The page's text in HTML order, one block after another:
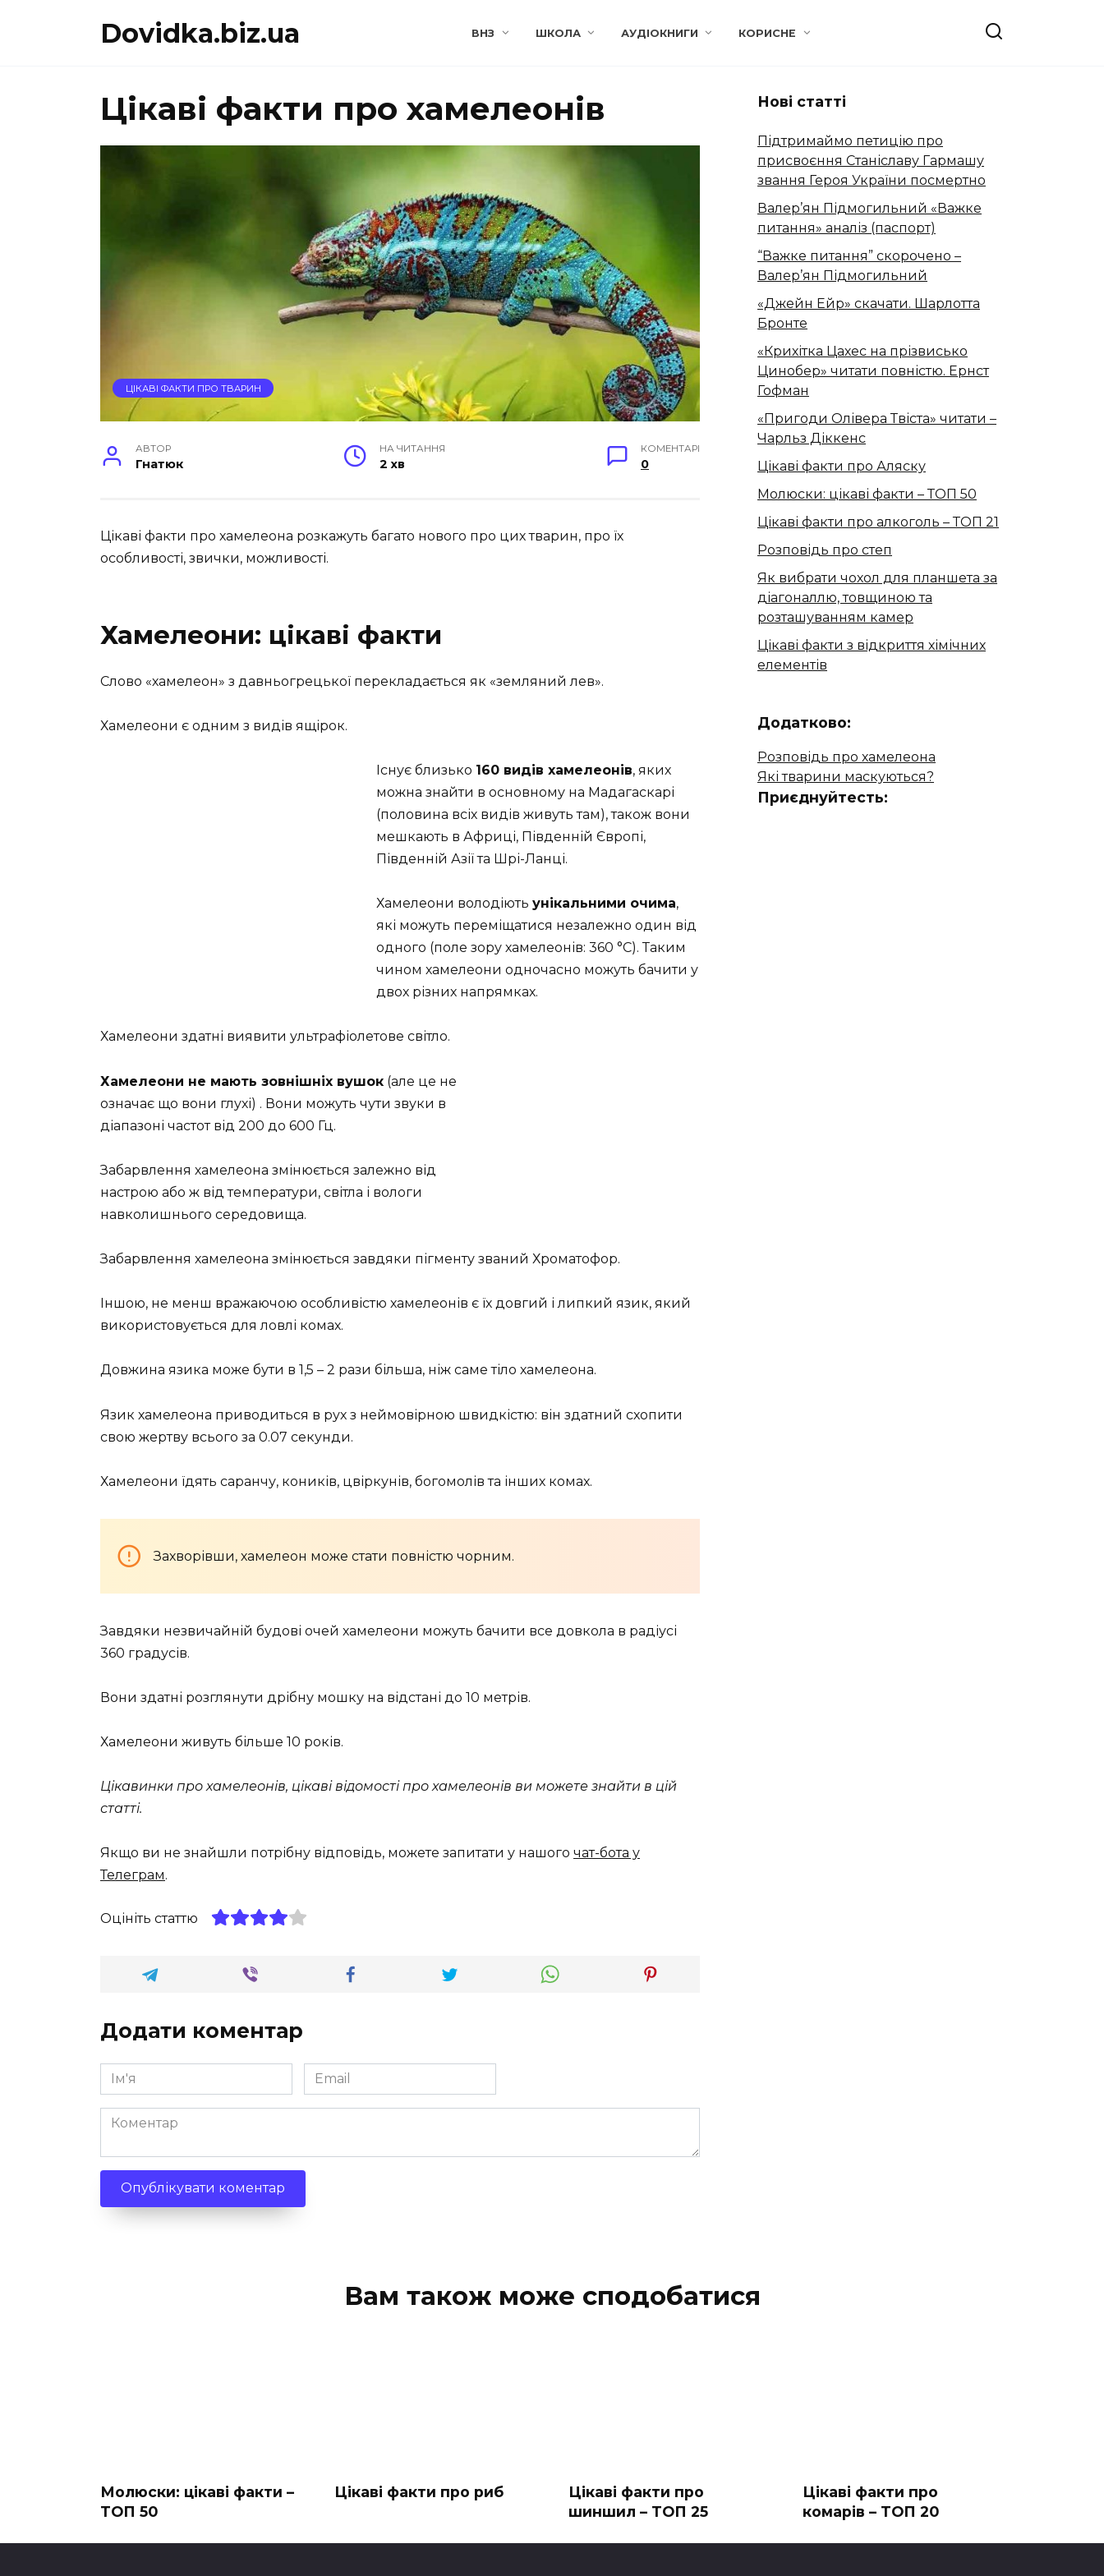
Dovidka.biz.ua ВНЗ ШКОЛА АУДІОКНИГИ КОРИСНЕ
Цікаві факти про хамелеонів
ЦІКАВІ ФАКТИ ПРО ТВАРИН
АВТОР
Гнатюк
НА ЧИТАННЯ
2 хв
КОМЕНТАРІ
0
Цікаві факти про хамелеона розкажуть багато нового про цих тварин, про їх
особливості, звички, можливості.
Хамелеони: цікаві факти
Слово «хамелеон» з давньогрецької перекладається як «земляний лев».
Хамелеони є одним з видів ящірок.
Існує близько 160 видів хамелеонів, яких
можна знайти в основному на Мадагаскарі
(половина всіх видів живуть там), також вони
мешкають в Африці, Південній Європі,
Південній Азії та Шрі-Ланці.
Хамелеони володіють унікальними очима,
які можуть переміщатися незалежно один від
одного (поле зору хамелеонів: 360 °С). Таким
чином хамелеони одночасно можуть бачити у
двох різних напрямках.
Хамелеони здатні виявити ультрафіолетове світло.
Хамелеони не мають зовнішніх вушок (але це не
означає що вони глухі) . Вони можуть чути звуки в
діапазоні частот від 200 до 600 Гц.
Забарвлення хамелеона змінюється залежно від
настрою або ж від температури, світла і вологи
навколишнього середовища.
Забарвлення хамелеона змінюється завдяки пігменту званий Хроматофор.
Іншою, не менш вражаючою особливістю хамелеонів є їх довгий і липкий язик, який
використовується для ловлі комах.
Довжина язика може бути в 1,5 – 2 рази більша, ніж саме тіло хамелеона.
Язик хамелеона приводиться в рух з неймовірною швидкістю: він здатний схопити
свою жертву всього за 0.07 секунди.
Хамелеони їдять саранчу, коників, цвіркунів, богомолів та інших комах.
Захворівши, хамелеон може стати повністю чорним.
Завдяки незвичайній будові очей хамелеони можуть бачити все довкола в радіусі
360 градусів.
Вони здатні розглянути дрібну мошку на відстані до 10 метрів.
Хамелеони живуть більше 10 років.
Цікавинки про хамелеонів, цікаві відомості про хамелеонів ви можете знайти в цій
статті.
Якщо ви не знайшли потрібну відповідь, можете запитати у нашого чат-бота у
Телеграм.
Оцініть статтю
Додати коментар
Ім'я
*
Email
*
Коментар
Нові статті
Підтримаймо петицію про
присвоєння Станіславу Гармашу
звання Героя України посмертно
Валер’ян Підмогильний «Важке
питання» аналіз (паспорт)
“Важке питання” скорочено –
Валер’ян Підмогильний
«Джейн Ейр» скачати. Шарлотта
Бронте
«Крихітка Цахес на прізвисько
Цинобер» читати повністю. Ернст
Гофман
«Пригоди Олівера Твіста» читати –
Чарльз Діккенс
Цікаві факти про Аляску
Молюски: цікаві факти – ТОП 50
Цікаві факти про алкоголь – ТОП 21
Розповідь про степ
Як вибрати чохол для планшета за
діагоналлю, товщиною та
розташуванням камер
Цікаві факти з відкриття хімічних
елементів
Додатково:
Розповідь про хамелеона
Які тварини маскуються?
Приєднуйтесть:
Вам також може сподобатися
Молюски: цікаві факти –
ТОП 50
Цікаві факти про риб
Цікаві факти про
шиншил – ТОП 25
Цікаві факти про
комарів – ТОП 20